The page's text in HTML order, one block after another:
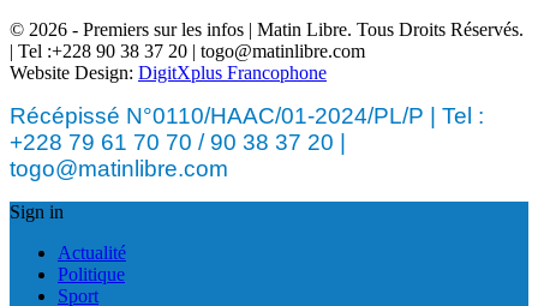
© 2026 - Premiers sur les infos | Matin Libre. Tous Droits Réservés.
| Tel :+228 90 38 37 20 | togo@matinlibre.com
Website Design: DigitXplus Francophone
Récépissé N°0110/HAAC/01-2024/PL/P | Tel :
+228 79 61 70 70 / 90 38 37 20 |
togo@matinlibre.com
Sign in
Actualité
Politique
Sport